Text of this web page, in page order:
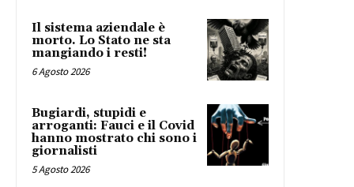
Il sistema aziendale è
morto. Lo Stato ne sta
mangiando i resti!
6 Agosto 2026
Bugiardi, stupidi e
arroganti: Fauci e il Covid
hanno mostrato chi sono i
giornalisti
5 Agosto 2026